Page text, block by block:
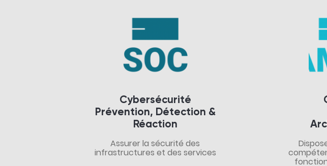
Cybersécurité
Prévention, Détection &
Réaction
Assurer la sécurité des
infrastructures et des services